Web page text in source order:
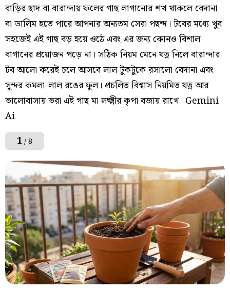
বাড়ির ছাদ বা বারান্দায় ফলের গাছ লাগানোর শখ থাকলে বেদানা
বা ডালিম হতে পারে আপনার অন্যতম সেরা পছন্দ। টবের মধ্যে খুব
সহজেই এই গাছ বড় হয়ে ওঠে এবং এর জন্য কোনও বিশাল
বাগানের প্রয়োজন পড়ে না। সঠিক নিয়ম মেনে যত্ন নিলে বারান্দার
টব আলো করেই চলে আসবে লাল টুকটুকে রসালো বেদানা এবং
সুন্দর কমলা-লাল রঙের ফুল। প্রচলিত বিশ্বাস নিয়মিত যত্ন আর
ভালোবাসায় ভরা এই গাছ মা লক্ষ্মীর কৃপা বজায় রাখে। Gemini
Ai
1/ 8